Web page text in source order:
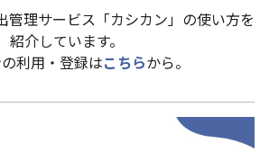
管理サービス「カシカン」の使い方を
紹介しています。
利用・登録はこちらから。